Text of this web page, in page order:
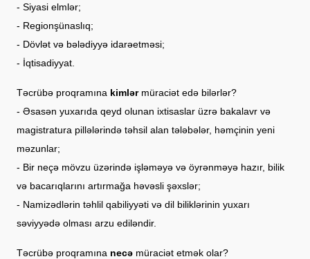
- Siyasi elmlər;
- Regionşünaslıq;
- Dövlət və bələdiyyə idarəetməsi;
- İqtisadiyyat.
Təcrübə proqramına kimlər müraciət edə bilərlər?
- Əsasən yuxarıda qeyd olunan ixtisaslar üzrə bakalavr və
magistratura pillələrində təhsil alan tələbələr, həmçinin yeni
məzunlar;
- Bir neçə mövzu üzərində işləməyə və öyrənməyə hazır, bilik
və bacarıqlarını artırmağa həvəsli şəxslər;
- Namizədlərin təhlil qabiliyyəti və dil biliklərinin yuxarı
səviyyədə olması arzu ediləndir.
Təcrübə proqramına necə müraciət etmək olar?